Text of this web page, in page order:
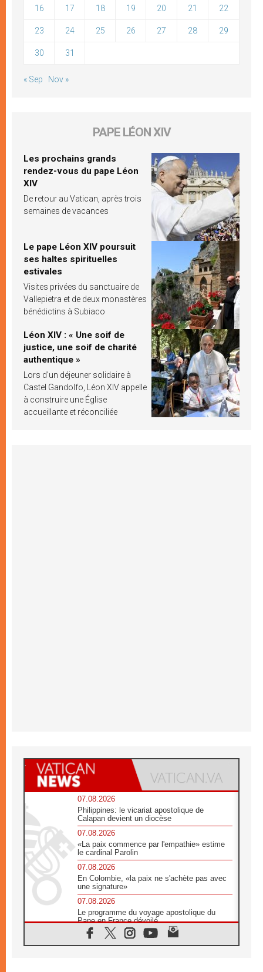
16 17 18 19 20 21 22
23 24 25 26 27 28 29
30 31
« Sep Nov »
PAPE LÉON XIV
Les prochains grands
rendez-vous du pape Léon
XIV
De retour au Vatican, après trois
semaines de vacances
Le pape Léon XIV poursuit
ses haltes spirituelles
estivales
Visites privées du sanctuaire de
Vallepietra et de deux monastères
bénédictins à Subiaco
Léon XIV : « Une soif de
justice, une soif de charité
authentique »
Lors d’un déjeuner solidaire à
Castel Gandolfo, Léon XIV appelle
à construire une Église
accueillante et réconciliée
07.08.2026
Philippines: le vicariat apostolique de
Calapan devient un diocèse
07.08.2026
«La paix commence par l'empathie» estime
le cardinal Parolin
07.08.2026
En Colombie, «la paix ne s'achète pas avec
une signature»
07.08.2026
Le programme du voyage apostolique du
Pape en France dévoilé
07.08.2026
1ère Conférence continentale sur l'éducation